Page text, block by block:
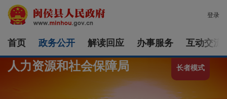
登录
首页 政务公开 解读回应 办事服务 互动交流
长者模式
人力资源和社会保障局